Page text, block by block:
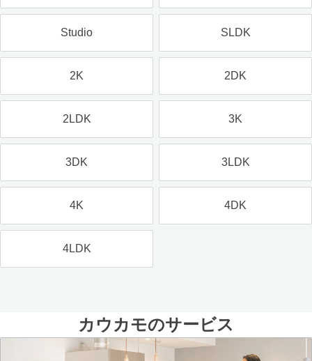
Studio SLDK
2K 2DK
2LDK 3K
3DK 3LDK
4K 4DK
4LDK
カウカモのサービス